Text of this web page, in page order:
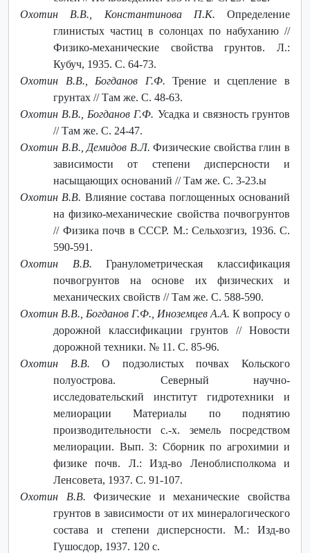
Охотин В.В., Константинова П.К. Определение
глинистых частиц в солонцах по набуханию //
Физико-механические свойства грунтов. Л.:
Кубуч, 1935. С. 64-73.
Охотин В.В., Богданов Г.Ф. Трение и сцепление в
грунтах // Там же. С. 48-63.
Охотин В.В., Богданов Г.Ф. Усадка и связность грунтов
// Там же. С. 24-47.
Охотин В.В., Демидов В.Л. Физические свойства глин в
зависимости от степени дисперсности и
насыщающих оснований // Там же. С. 3-23.ы
Охотин В.В. Влияние состава поглощенных оснований
на физико-механические свойства почвогрунтов
// Физика почв в СССР. М.: Сельхозгиз, 1936. C.
590-591.
Охотин В.В. Гранулометрическая классификация
почвогрунтов на основе их физических и
механических свойств // Там же. C. 588-590.
Охотин В.В., Богданов Г.Ф., Иноземцев А.А. К вопросу о
дорожной классификации грунтов // Новости
дорожной техники. № 11. C. 85-96.
Охотин В.В. О подзолистых почвах Кольского
полуострова. Северный научно-
исследовательский институт гидротехники и
мелиорации Материалы по поднятию
производительности с.-х. земель посредством
мелиорации. Вып. 3: Сборник по агрохимии и
физике почв. Л.: Изд-во Леноблисполкома и
Ленсовета, 1937. С. 91-107.
Охотин В.В. Физические и механические свойства
грунтов в зависимости от их минералогического
состава и степени дисперсности. М.: Изд-во
Гушосдор, 1937. 120 с.